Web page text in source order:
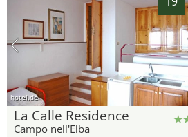
hotel.de
La Calle Residence
Campo nell'Elba